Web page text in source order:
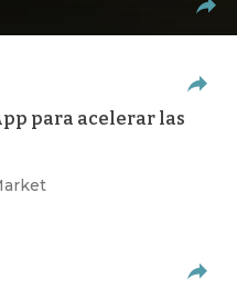
para acelerar las